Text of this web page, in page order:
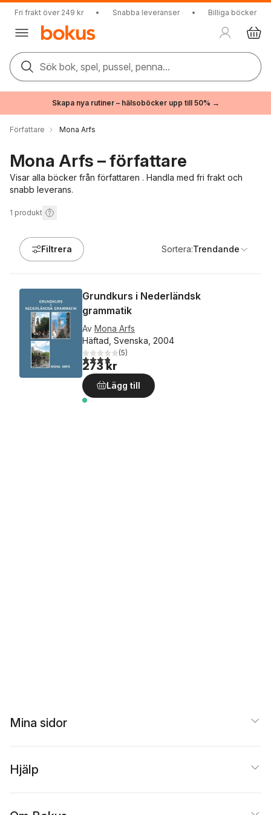
Fri frakt över 249 kr • Snabba leveranser • Billiga böcker
Sök bok, spel, pussel, penna...
Skapa nya rutiner – hälsoböcker upp till 50% →
Författare Mona Arfs
Mona Arfs – författare
Visar alla böcker från författaren . Handla med fri frakt och
snabb leverans.
1 produkt
Filtrera Sortera:Trendande
Grundkurs i Nederländsk
grammatik
Av Mona Arfs
Häftad, Svenska, 2004
3,8utav 5 stjärnor. Totalt antal röster:
(5)
273 kr
Lägg till
Mina sidor
Hjälp